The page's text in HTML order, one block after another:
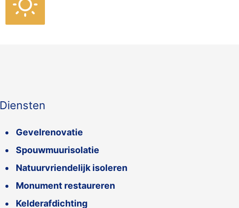
Diensten
Gevelrenovatie
Spouwmuurisolatie
Natuurvriendelijk isoleren
Monument restaureren
Kelderafdichting